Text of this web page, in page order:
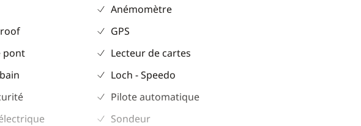
pont
Anémomètre
GPS
Lecteur de cartes
Loch - Speedo
Pilote automatique
Sondeur